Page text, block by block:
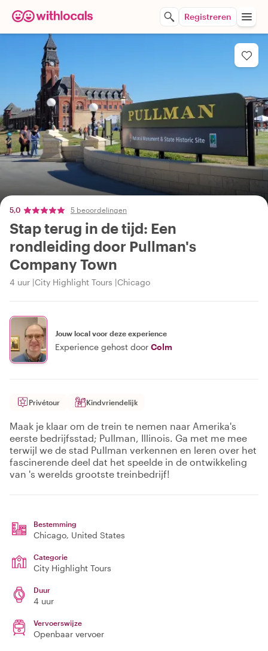
Registreren
5,0 5 beoordelingen
Stap terug in de tijd: Een
rondleiding door Pullman's
Company Town
4 uur City Highlight Tours Chicago
Jouw local voor deze experience
Experience gehost door Colm
Privétour Kindvriendelijk
Maak je klaar om de trein te nemen naar Amerika's
eerste bedrijfsstad; Pullman, Illinois. Ga met me mee
terwijl we de stad Pullman verkennen en leren over het
fascinerende deel dat het speelde in de ontwikkeling
van 's werelds grootste treinbedrijf!
Bestemming
Chicago, United States
Categorie
City Highlight Tours
Duur
4 uur
Vervoerswijze
Openbaar vervoer